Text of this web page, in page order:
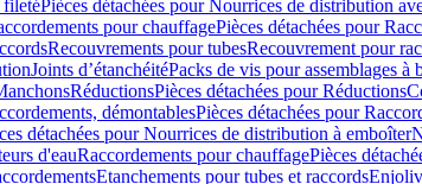
filetéPièces détachées pour Nourrices de distribution
pour chauffagePièces détachées pour
Recouvrements pour tubesRecouvrement pour
Joints d’étanchéitéPacks de vis pour assemblages à
RéductionsPièces détachées pour Réductions
démontablesPièces détachées pour
détachées pour Nourrices de distribution à emboîter
d'eauRaccordements pour chauffagePièces
Etanchements pour tubes et raccords